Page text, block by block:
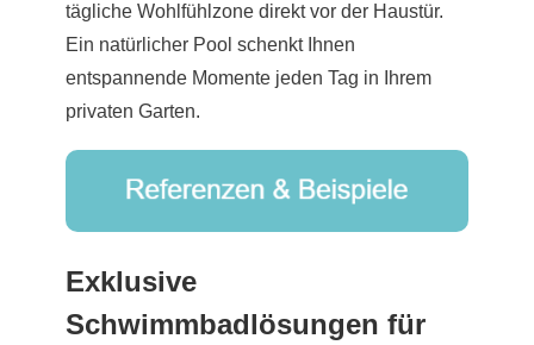
tägliche Wohlfühlzone direkt vor der Haustür.
Ein natürlicher Pool schenkt Ihnen
entspannende Momente jeden Tag in Ihrem
privaten Garten.
Exklusive
Schwimmbadlösungen für